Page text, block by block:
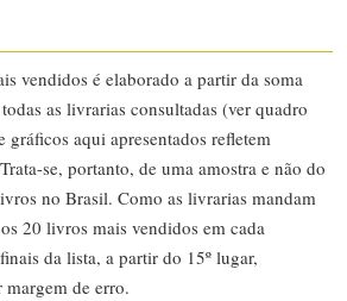
vendidos é elaborado a partir da soma
as livrarias consultadas (ver quadro
gráficos aqui apresentados refletem
se, portanto, de uma amostra e não do
no Brasil. Como as livrarias mandam
20 livros mais vendidos em cada
da lista, a partir do 15º lugar,
margem de erro.